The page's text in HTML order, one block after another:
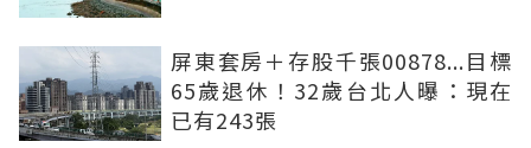
屏東套房＋存股千張00878...目標
65歲退休！32歲台北人曝：現在
已有243張